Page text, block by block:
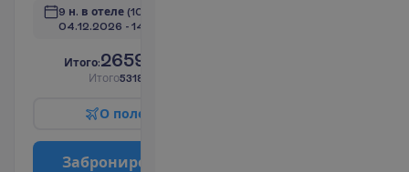
9 н. в отеле (10 н. всего)
04.12.2026 - 14.12.2026
Итого:2659.00
Итого5318.00
О поле
Заброниро